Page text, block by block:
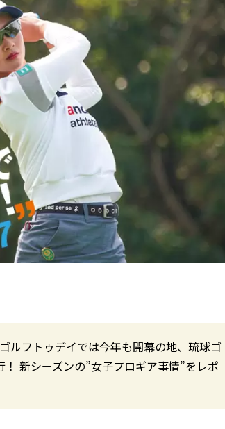
ルフトゥデイでは今年も開幕の地、琉球ゴ
新シーズンの”女子プロギア事情”をレポ